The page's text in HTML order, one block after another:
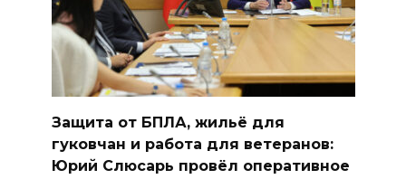
Защита от БПЛА, жильё для
гуковчан и работа для ветеранов:
Юрий Слюсарь провёл оперативное